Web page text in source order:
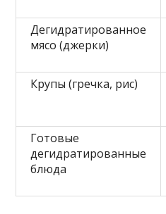
Дегидратированное
мясо (джерки)
Крупы (гречка, рис)
Готовые
дегидратированные
блюда